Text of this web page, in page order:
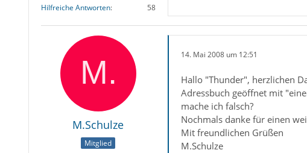
Hilfreiche Antworten
58
M.Schulze
Mitglied
14. Mai 2008 um 12:51
Hallo "Thunder", herzlichen
Adressbuch geöffnet mit
mache ich falsch?
Nochmals danke für einen
Mit freundlichen Grüßen
M.Schulze